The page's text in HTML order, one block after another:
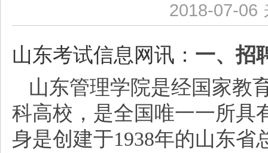
2018-07-06
山东考试信息网讯： 一、招
山东管理学院是经国家教
科高校，是全国唯一一所具
身是创建于1938年的山东省